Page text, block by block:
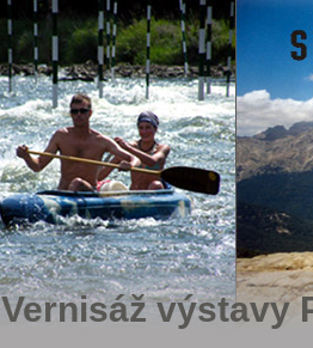
Vernisáž výstavy